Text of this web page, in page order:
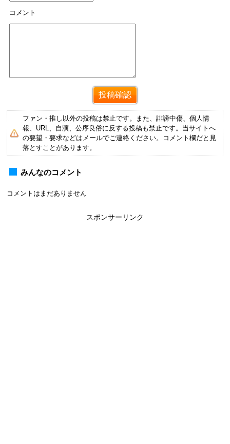
コメント
ファン・推し以外の投稿は禁止です。また、誹謗中傷、個人情
報、URL、自演、公序良俗に反する投稿も禁止です。当サイトへ
の要望・要求などはメールでご連絡ください。コメント欄だと見
落とすことがあります。
みんなのコメント
コメントはまだありません
スポンサーリンク